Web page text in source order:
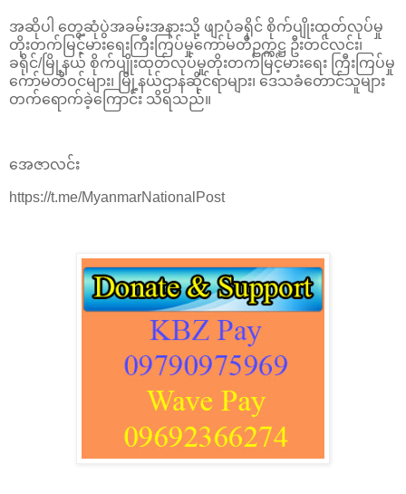
အဆိုပါ တွေ့ဆုံပွဲအခမ်းအနားသို့ ဖျာပုံခရိုင် စိုက်ပျိုးထုတ်လုပ်မှု
တိုးတက်မြင့်မားရေးကြီးကြပ်မှုကော်မတီဥက္ကဋ္ဌ ဦးတင်လင်း၊
ခရိုင်/မြို့နယ် စိုက်ပျိုးထုတ်လုပ်မှုတိုးတက်မြင့်မားရေး ကြီးကြပ်မှု
ကော်မတီဝင်များ၊ မြို့နယ်ဌာနဆိုင်ရာများ၊ ဒေသခံတောင်သူများ
တက်ရောက်ခဲ့ကြောင်း သိရသည်။
အေဇာလင်း
https://t.me/MyanmarNationalPost